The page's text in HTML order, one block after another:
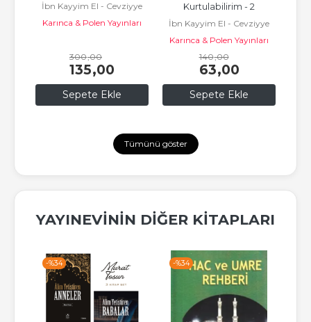
Sepete Ekle
İbn Kayyim El - Cevziyye
Karınca & Polen Yayınları
300,00
135,00
Sepete Ekle
Kurtulabilirim - 2
İbn Kayyim El - Cevziyye
Karınca & Polen Yayınları
140,00
63,00
Tümünü göster
YAYINEVININ DIĞER KITAPLARI
-%34 -%34